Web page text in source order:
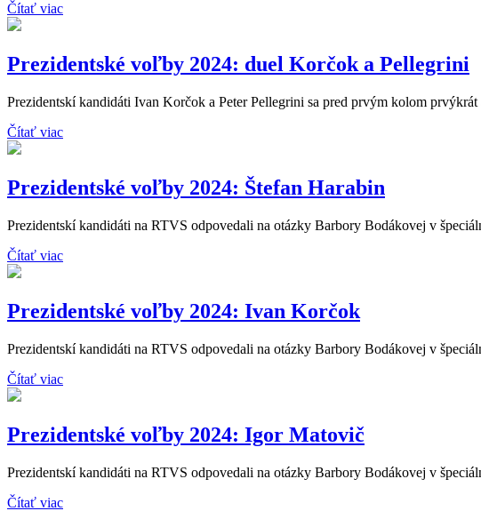
Čítať viac
Prezidentské voľby 2024: duel Korčok a Pellegrini
Prezidentskí kandidáti Ivan Korčok a Peter Pellegrini sa pred prvým kolom
Čítať viac
Prezidentské voľby 2024: Štefan Harabin
Prezidentskí kandidáti na RTVS odpovedali na otázky Barbory Bodákovej v
Čítať viac
Prezidentské voľby 2024: Ivan Korčok
Prezidentskí kandidáti na RTVS odpovedali na otázky Barbory Bodákovej v
Čítať viac
Prezidentské voľby 2024: Igor Matovič
Prezidentskí kandidáti na RTVS odpovedali na otázky Barbory Bodákovej v
Čítať viac